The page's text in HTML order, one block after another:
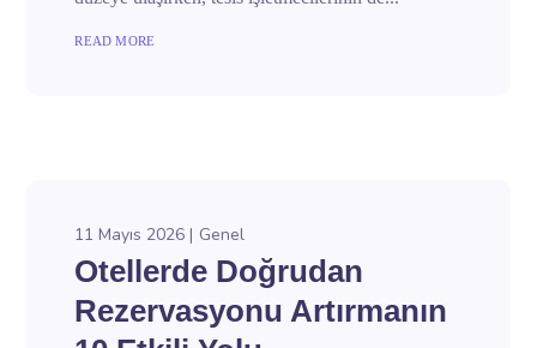
READ MORE
11 Mayıs 2026 Genel
Otellerde Doğrudan
Rezervasyonu Artırmanın